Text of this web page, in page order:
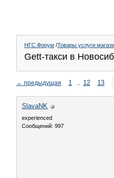
НГС.Форум /Товары услуги
Gett-такси в
← предыдущая 1 .. 12 13
SlavaNK
experienced
Сообщений: 997